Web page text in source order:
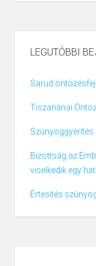
LEGUTÓBBI
Sarud
Tiszanánai
Szúnyoggyérítés
Bizottság az
viselkedik egy
Értesítés